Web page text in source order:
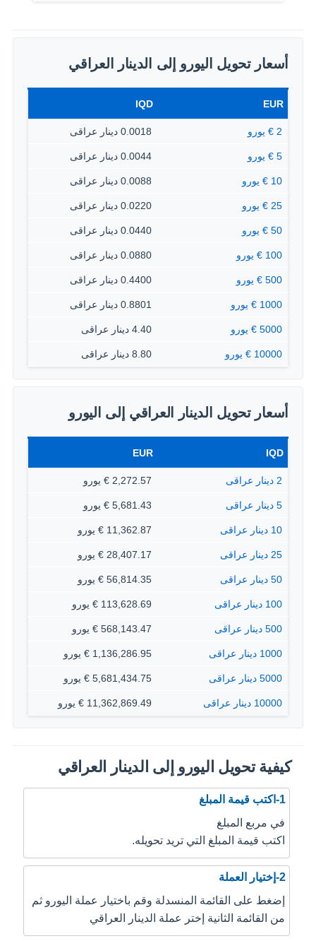
أسعار تحويل اليورو إلى الدينار العراقي
EUR
IQD
2 € يورو 0.0018 دينار عراقى
5 € يورو 0.0044 دينار عراقى
10 € يورو 0.0088 دينار عراقى
25 € يورو 0.0220 دينار عراقى
50 € يورو 0.0440 دينار عراقى
100 € يورو 0.0880 دينار عراقى
500 € يورو 0.4400 دينار عراقى
1000 € يورو 0.8801 دينار عراقى
5000 € يورو 4.40 دينار عراقى
10000 € يورو 8.80 دينار عراقى
أسعار تحويل الدينار العراقي إلى اليورو
IQD
EUR
2 دينار عراقى 2,272.57 € يورو
5 دينار عراقى 5,681.43 € يورو
10 دينار عراقى 11,362.87 € يورو
25 دينار عراقى 28,407.17 € يورو
50 دينار عراقى 56,814.35 € يورو
100 دينار عراقى 113,628.69 € يورو
500 دينار عراقى 568,143.47 € يورو
1000 دينار عراقى 1,136,286.95 € يورو
5000 دينار عراقى 5,681,434.75 € يورو
10000 دينار عراقى 11,362,869.49 € يورو
كيفية تحويل اليورو إلى الدينار العراقي
1-اكتب قيمة المبلغ
في مربع المبلغ
اكتب قيمة المبلغ التي تريد تحويله.
2-إختيار العملة
إضغط على القائمة المنسدلة وقم باختيار عملة اليورو ثم
من القائمة الثانية إختر عملة الدينار العراقي